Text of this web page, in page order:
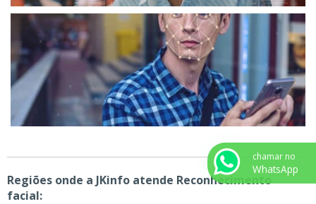
Regiões onde a JKinfo atende Reconhecimento
facial:
chamar no
WhatsApp